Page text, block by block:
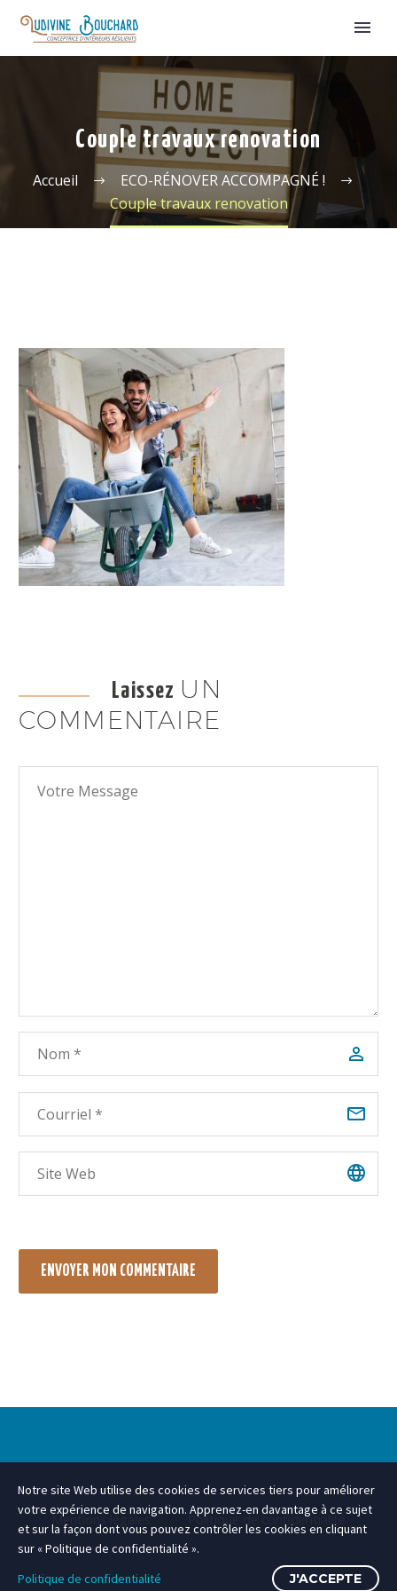
Couple travaux renovation
Accueil
ECO-RÉNOVER ACCOMPAGNÉ !
Couple travaux renovation
Laissez UN
COMMENTAIRE
ENVOYER MON COMMENTAIRE
Mentions légales Politique de confidentialité
Notre site Web utilise des cookies de services tiers pour améliorer
votre expérience de navigation. Apprenez-en davantage à ce sujet
et sur la façon dont vous pouvez contrôler les cookies en cliquant
sur « Politique de confidentialité ».
Politique de confidentialité
J'ACCEPTE